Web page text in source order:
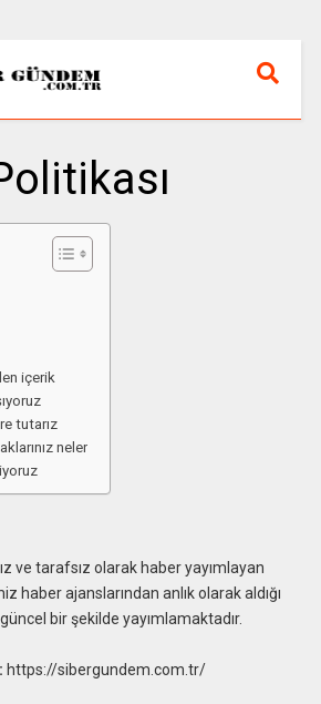
içerik
tutarız
neler
ve tarafsız olarak haber yayımlayan
haber ajanslarından anlık olarak aldığı
bir şekilde yayımlamaktadır.
https://sibergundem.com.tr/